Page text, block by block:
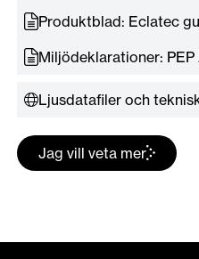
Produktblad: Eclatec
Miljödeklarationer: PEP
Ljusdatafiler och
Jag vill veta mer